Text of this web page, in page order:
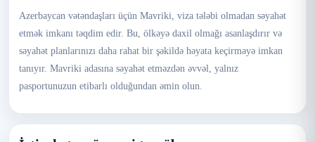
Azerbaycan vətəndaşları üçün Mavriki, viza tələbi olmadan səyahət
etmək imkanı təqdim edir. Bu, ölkəyə daxil olmağı asanlaşdırır və
səyahət planlarınızı daha rahat bir şəkildə həyata keçirməyə imkan
tanıyır. Mavriki adasına səyahət etməzdən əvvəl, yalnız
pasportunuzun etibarlı olduğundan əmin olun.